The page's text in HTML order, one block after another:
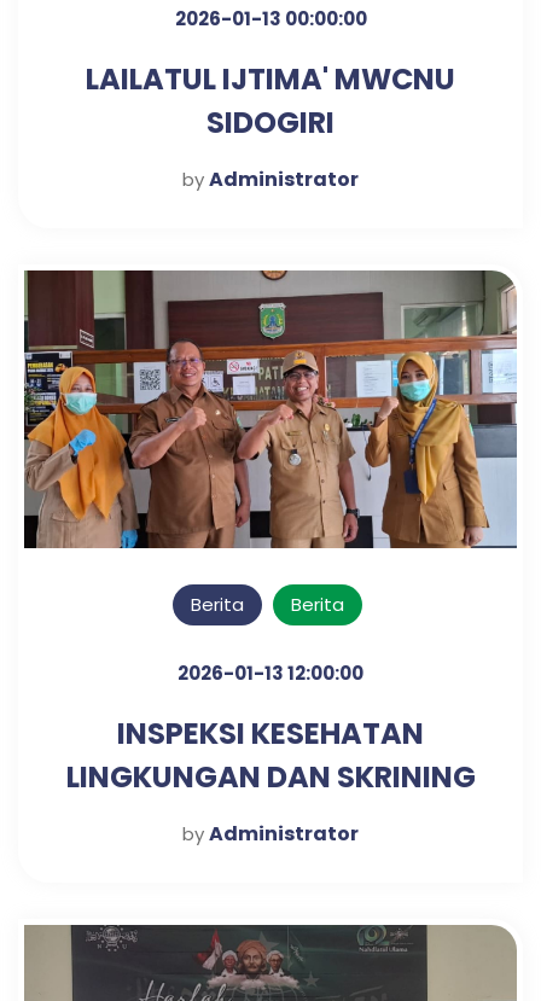
2026-01-13 00:00:00
LAILATUL IJTIMA' MWCNU
SIDOGIRI
byAdministrator
Berita Berita
2026-01-13 12:00:00
INSPEKSI KESEHATAN
LINGKUNGAN DAN SKRINING
DIABETES & HIPERTENSI
byAdministrator